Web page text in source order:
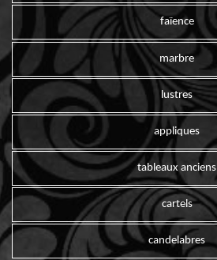
faïence
marbre
lustres
appliques
tableaux anciens
cartels
candelabres